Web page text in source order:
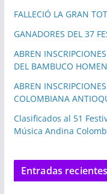
FALLECIÓ LA GRAN
GANADORES DEL 37
ABREN
DEL BAMBUCO
ABREN
COLOMBIANA
Clasificados al 51
Música Andina
Entradas recientes